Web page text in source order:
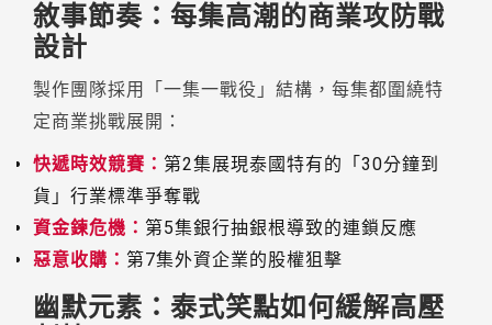
敘事節奏：每集高潮的商業攻防戰
設計
製作團隊採用「一集一戰役」結構，每集都圍繞特
定商業挑戰展開：
快遞時效競賽： 第2集展現泰國特有的「30分鐘到
貨」行業標準爭奪戰
資金鍊危機： 第5集銀行抽銀根導致的連鎖反應
惡意收購： 第7集外資企業的股權狙擊
幽默元素：泰式笑點如何緩解高壓